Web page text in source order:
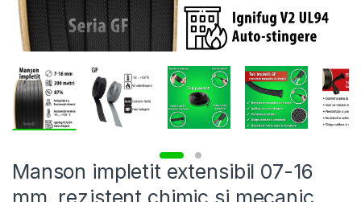
Manson impletit extensibil 07-16